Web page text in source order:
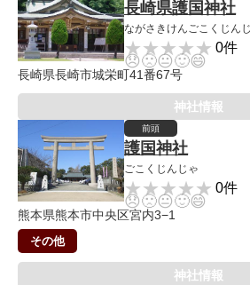
長崎県護国神社
ながさきけんごこくじん
★★★★★
★★★★★ 0件
😞🙁😐🙂😄
長崎県長崎市城栄町41番67号
神社情報
前頭
護国神社
ごこくじんじゃ
★★★★★
★★★★★ 0件
😞🙁😐🙂😄
熊本県熊本市中央区宮内3−1
その他
神社情報